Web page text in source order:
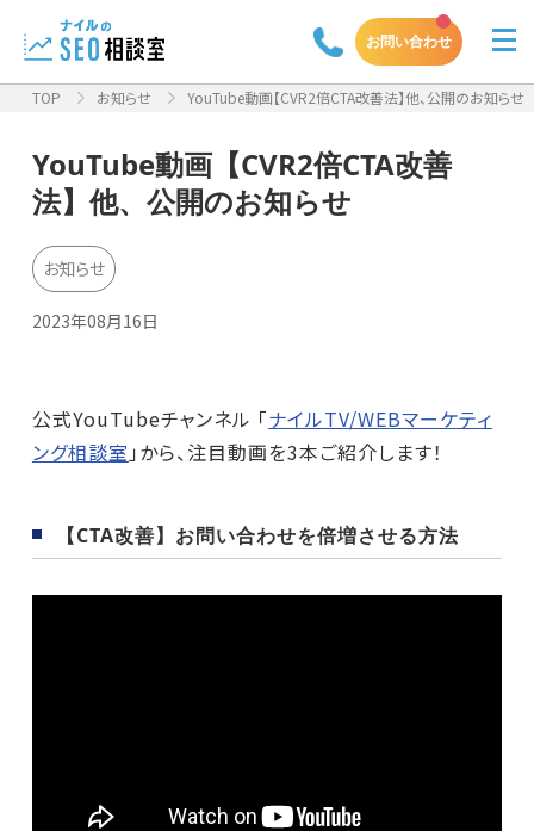
お問い合わせ
TOP お知らせ YouTube動画【CVR2倍CTA改善法】他、公開のお知らせ
YouTube動画【CVR2倍CTA改善
法】他、公開のお知らせ
お知らせ
2023年08月16日
公式YouTubeチャンネル 「ナイルTV/WEBマーケティ
ング相談室 」から、注目動画を3本ご紹介します！
【CTA改善】お問い合わせを倍増させる方法